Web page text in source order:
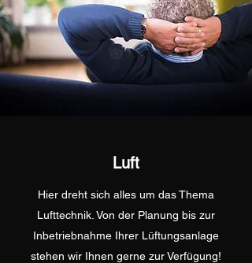
Luft
Hier dreht sich alles um das Thema
Lufttechnik. Von der Planung bis zur
Inbetriebnahme Ihrer Lüftungsanlage
stehen wir Ihnen gerne zur Verfügung!